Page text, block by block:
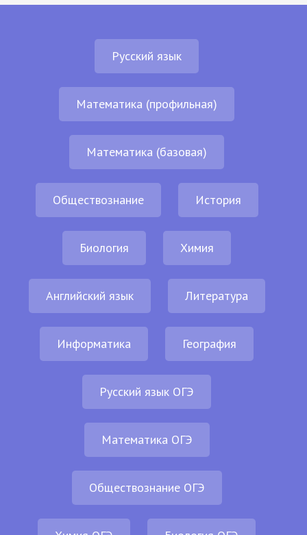
Русский язык
Математика (профильная)
Математика (базовая)
Обществознание История
Биология Химия
Английский язык Литература
Информатика География
Русский язык ОГЭ
Математика ОГЭ
Обществознание ОГЭ